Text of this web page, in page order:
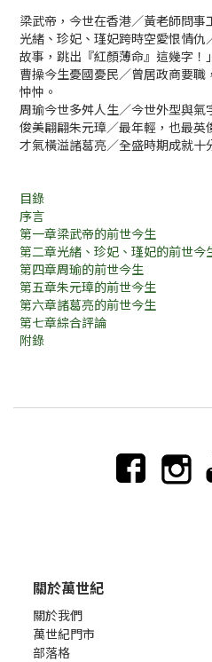
梁武帝，今世在香港／黃老師問事
光緒、珍妃、瑾妃跨時空愛恨情
故事，跳出『紅顏薄命』這幾字！」
曹操今生憂國憂民／曾居政商要
忡忡。
周瑜今世多舛人生／今世外型與氣
俊美翩翩朱元璋／最年輕，也最英
才氣橫溢諸葛亮／全盛時期成就十
目錄
序言
第一章梁武帝的前世今生
第二章光緒、珍妃、瑾妃的前世
第四章周瑜的前世今生
第五章朱元璋的前世今生
第六章諸葛亮的前世今生
第七章綜合評論
附錄
關於萬世紀
關於我們
萬世紀門市
部落格